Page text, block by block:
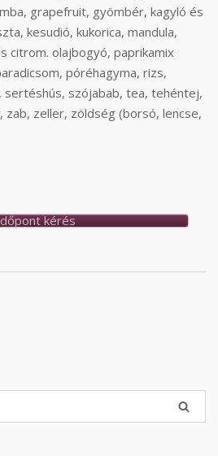
grapefruit, gyömbér, kagyló és
kesudió, kukorica, mandula,
citrom. olajbogyó, paprikamix
póréhagyma, rizs,
szójabab, tea, tehéntej,
zab, zeller, zöldség (borsó, lencse,
kérés